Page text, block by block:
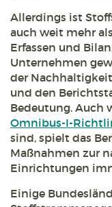
Allerdings ist
auch weit mehr
Erfassen und
Unternehmen
der
und den
Bedeutung. Auch
Omnibus-I-
sind, spielt das
Maßnahmen zur
Einrichtungen
Einige